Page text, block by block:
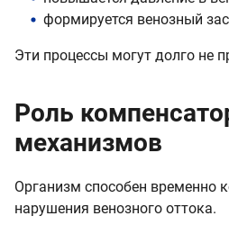
формируется венозный
Эти процессы могут долго не
Роль
механизмов
Организм способен временно
нарушения венозного оттока.